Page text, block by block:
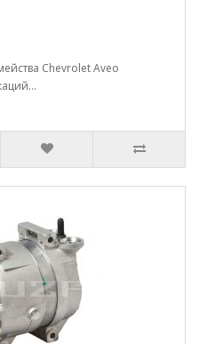
Chevrolet Aveo